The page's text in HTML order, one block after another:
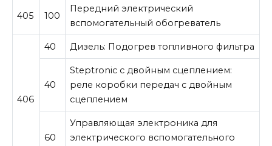
405 100
Передний электрический
вспомогательный обогреватель
406
40 Дизель: Подогрев топливного фильтра
40
Steptronic с двойным сцеплением:
реле коробки передач с двойным
сцеплением
60
Управляющая электроника для
электрического вспомогательного